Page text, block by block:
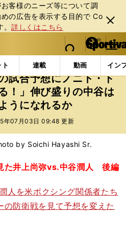
客様のニーズ等について調
の広告を表⽰する⽬的で Co
。詳しくはこちら
閉じ
る
web Sportiva (webスポルティーバ)
検索
マイペ
ー
ジ
メニュ
ト 連載 動画 イン
格闘技 ボクシング 井上
試合予想にノニト・ド
！」伸び盛りの中谷は
うになれるか
年07月03日 09:48 更新
by Soichi Hayashi Sr.
た井上尚弥vs.中谷潤人 後編
人を米ボクシング関係者たち
防衛戦を見て予想を変えた